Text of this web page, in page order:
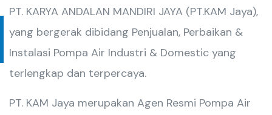
PT. KARYA ANDALAN MANDIRI JAYA (PT.KAM Jaya),
yang bergerak dibidang Penjualan, Perbaikan &
Instalasi Pompa Air Industri & Domestic yang
terlengkap dan terpercaya.
PT. KAM Jaya merupakan Agen Resmi Pompa Air